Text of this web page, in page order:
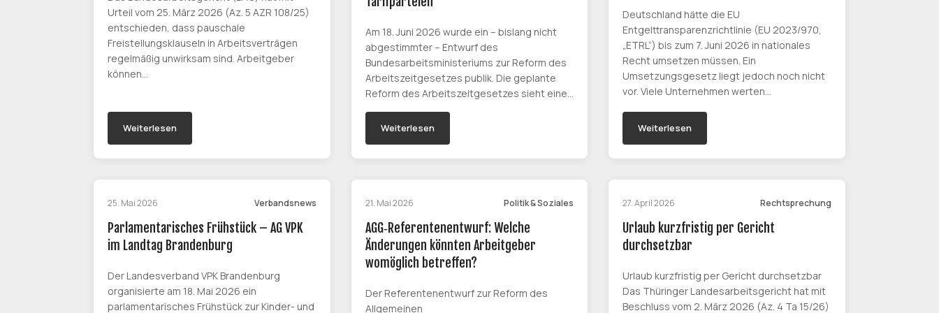
Urteil vom 25. März 2026 (Az. 5 AZR 108/25)
entschieden, dass pauschale
Freistellungsklauseln in Arbeitsverträgen
regelmäßig unwirksam sind. Arbeitgeber
können…
Weiterlesen
Am 18. Juni 2026 wurde ein – bislang nicht
abgestimmter – Entwurf des
Bundesarbeitsministeriums zur Reform des
Arbeitszeitgesetzes publik. Die geplante
Reform des Arbeitszeitgesetzes sieht eine…
Weiterlesen
Deutschland hätte die EU
Entgelttransparenzrichtlinie (EU 2023/970,
„ETRL“) bis zum 7. Juni 2026 in nationales
Recht umsetzen müssen. Ein
Umsetzungsgesetz liegt jedoch noch nicht
vor. Viele Unternehmen werten…
Weiterlesen
25. Mai 2026 Verbandsnews
Parlamentarisches Frühstück – AG VPK
im Landtag Brandenburg
Der Landesverband VPK Brandenburg
organisierte am 18. Mai 2026 ein
parlamentarisches Frühstück zur Kinder- und
21. Mai 2026 Politik & Soziales
AGG‑Referentenentwurf: Welche
Änderungen könnten Arbeitgeber
womöglich betreffen?
Der Referentenentwurf zur Reform des
Allgemeinen
27. April 2026 Rechtsprechung
Urlaub kurzfristig per Gericht
durchsetzbar
Urlaub kurzfristig per Gericht durchsetzbar
Das Thüringer Landesarbeitsgericht hat mit
Beschluss vom 2. März 2026 (Az. 4 Ta 15/26)